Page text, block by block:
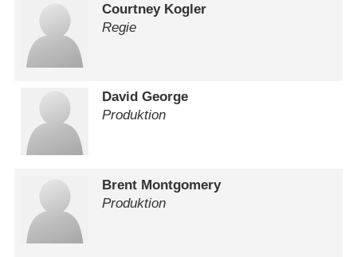
Courtney Kogler
Regie
David George
Produktion
Brent Montgomery
Produktion